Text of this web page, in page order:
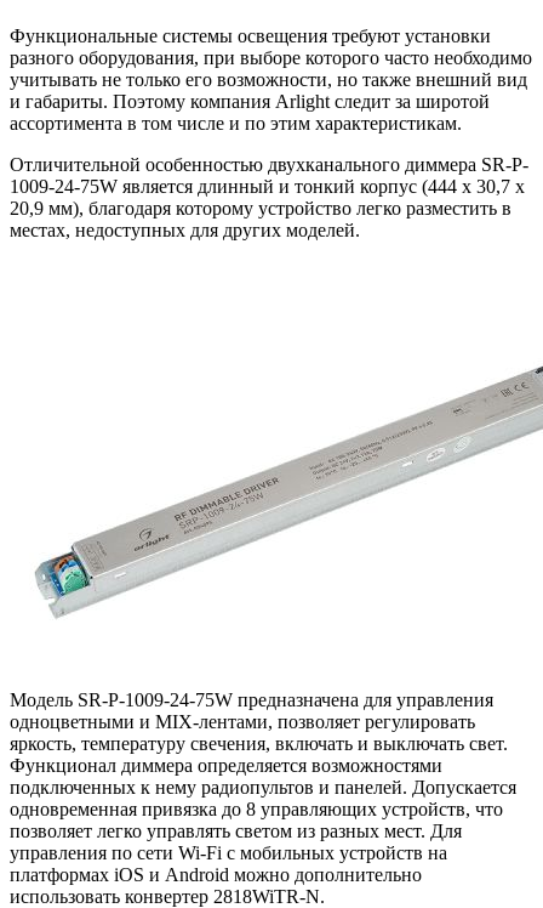
Функциональные системы освещения требуют установки
разного оборудования, при выборе которого часто необходимо
учитывать не только его возможности, но также внешний вид
и габариты. Поэтому компания Arlight следит за широтой
ассортимента в том числе и по этим характеристикам.
Отличительной особенностью двухканального диммера SR-P-
1009-24-75W является длинный и тонкий корпус (444 x 30,7 x
20,9 мм), благодаря которому устройство легко разместить в
местах, недоступных для других моделей.
Модель SR-P-1009-24-75W предназначена для управления
одноцветными и MIX-лентами, позволяет регулировать
яркость, температуру свечения, включать и выключать свет.
Функционал диммера определяется возможностями
подключенных к нему радиопультов и панелей. Допускается
одновременная привязка до 8 управляющих устройств, что
позволяет легко управлять светом из разных мест. Для
управления по сети Wi-Fi с мобильных устройств на
платформах iOS и Android можно дополнительно
использовать конвертер 2818WiTR-N.